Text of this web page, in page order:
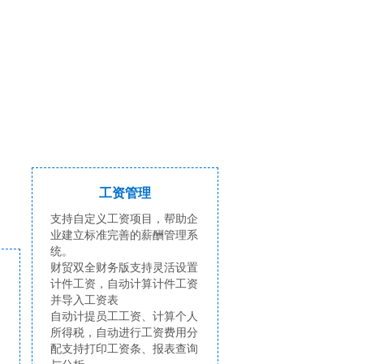
工资管理
支持自定义工资项目，帮助企
业建立标准完善的薪酬管理系
统。
财贸双全财务版支持灵活设置
计件工资，自动计算计件工资
并导入工资表
自动计提员工工资、计算个人
所得税，自动进行工资费用分
配支持打印工资条、报表查询